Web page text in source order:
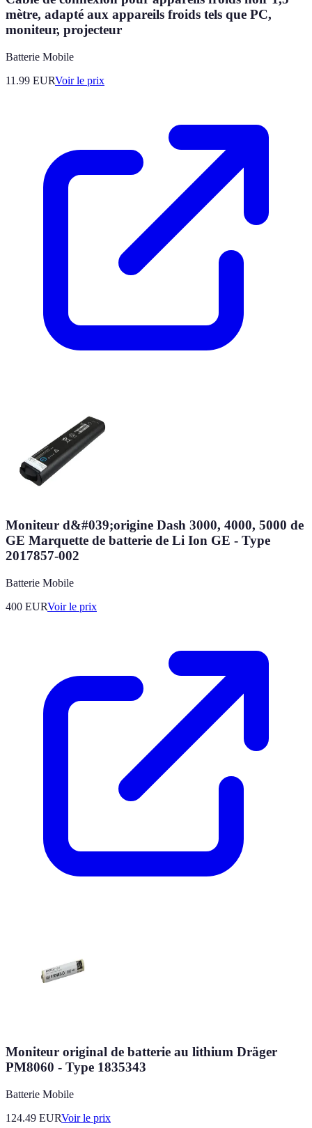
mètre, adapté aux appareils froids tels que PC,
moniteur, projecteur
Batterie Mobile
11.99 EURVoir le prix
Moniteur d&#039;origine Dash 3000, 4000, 5000 de
GE Marquette de batterie de Li Ion GE - Type
2017857-002
Batterie Mobile
400 EURVoir le prix
Moniteur original de batterie au lithium Dräger
PM8060 - Type 1835343
Batterie Mobile
124.49 EURVoir le prix